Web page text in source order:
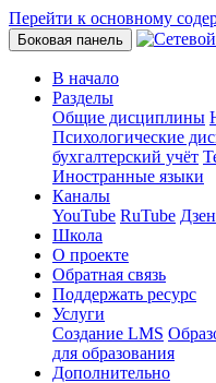
Перейти к основному
Боковая панель
В начало
Разделы
Общие дисциплины
Психологические
бухгалтерский учёт
Иностранные языки
Каналы
YouTube RuTube Дзен
Школа
О проекте
Обратная связь
Поддержать ресурс
Услуги
Создание LMS
для образования
Дополнительно